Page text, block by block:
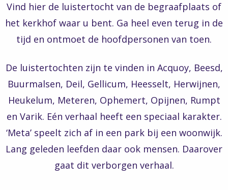
Vind hier de luistertocht van de begraafplaats of
het kerkhof waar u bent. Ga heel even terug in de
tijd en ontmoet de hoofdpersonen van toen.
De luistertochten zijn te vinden in Acquoy, Beesd,
Buurmalsen, Deil, Gellicum, Heesselt, Herwijnen,
Heukelum, Meteren, Ophemert, Opijnen, Rumpt
en Varik. Eén verhaal heeft een speciaal karakter.
‘Meta’ speelt zich af in een park bij een woonwijk.
Lang geleden leefden daar ook mensen. Daarover
gaat dit verborgen verhaal.